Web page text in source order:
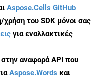
Aspose.Cells GitHub
χρήση του SDK μόνοι σας
για εναλλακτικές
στην αναφορά API που
Aspose.Words και